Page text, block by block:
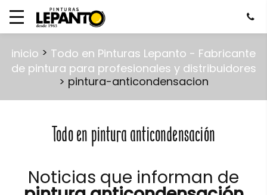
inicio > Todo en Pinturas Lepanto - Fabricante
de pintura para profesionales y distribuidores
> pintura-anticondensacion
Todo en pintura anticondensación
Noticias que informan de